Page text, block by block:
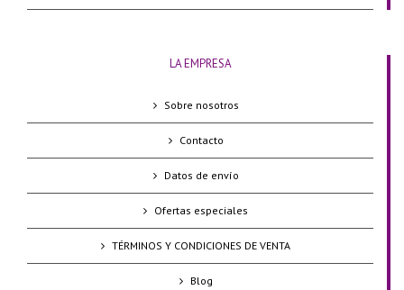
LA EMPRESA
Sobre nosotros
Contacto
Datos de envío
Ofertas especiales
TÉRMINOS Y CONDICIONES DE VENTA
Blog